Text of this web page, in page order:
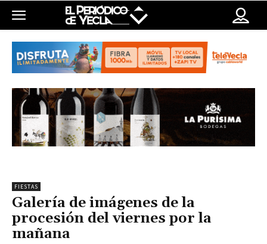
FIESTAS
Galería de imágenes de la
procesión del viernes por la
mañana